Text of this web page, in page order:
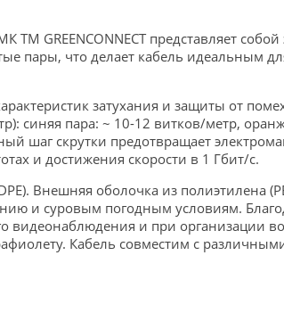
GREENCONNECT представляет
пары, что делает кабель идеальным
затухания и защиты от
синяя пара: ~ 10-12 витков/метр,
шаг скрутки предотвращает
и достижения скорости в 1 Гбит/с.
Внешняя оболочка из полиэтилена
и суровым погодным условиям.
видеонаблюдения и при организации
Кабель совместим с